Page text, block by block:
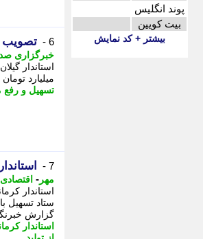
پوند انگلیس
بیت کویین
بیشتر + کد نمایش 6 - تصویب 2400 میلیارد تومان تسهیلات برای 138 بنگاه تولیدی گیلان
خبرگزاری
میلیارد
تسهیل و رفع
7 -
مهر - اقتصادی
استاندار
ستاد تسهیل
گزارش
استاندار